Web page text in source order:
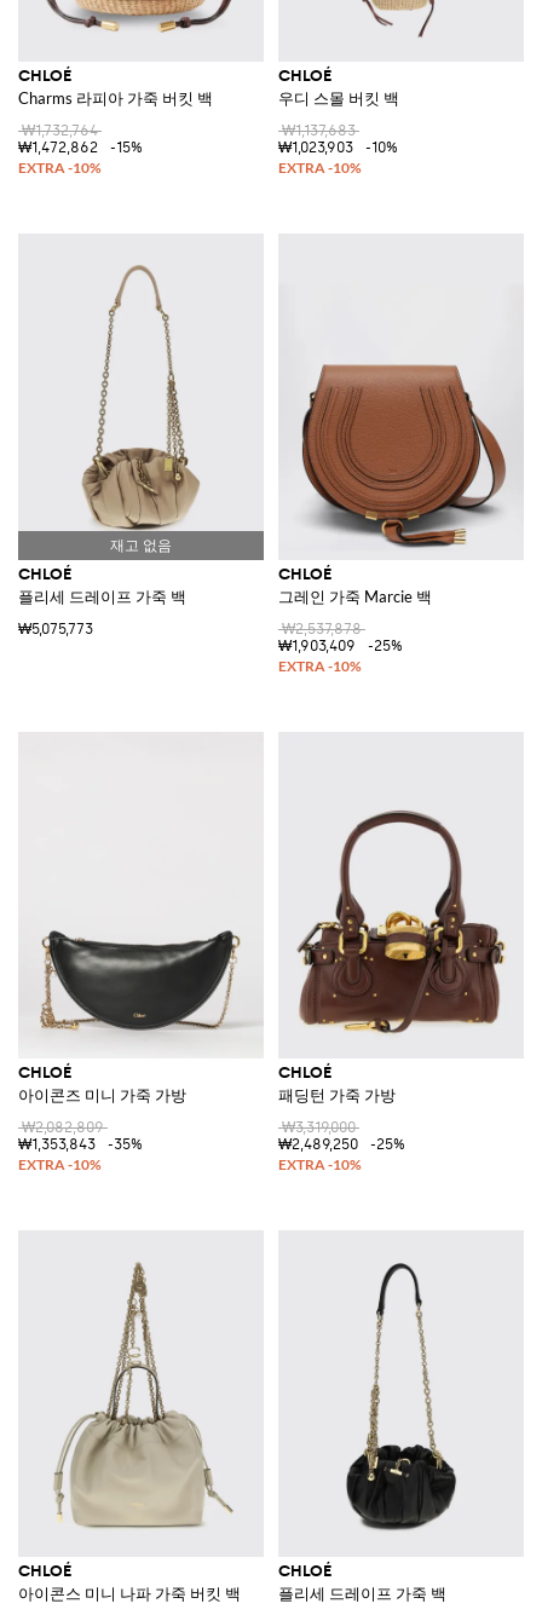
CHLOÉ
Charms 라피아 가죽 버킷 백
₩1,732,764
₩1,472,862
-15%
CHLOÉ
우디 스몰 버킷 백
₩1,137,683
₩1,023,903
-10%
CHLOÉ
플리세 드레이프 가죽 백
₩5,075,773
CHLOÉ
그레인 가죽 Marcie 백
₩2,537,878
₩1,903,409
-25%
CHLOÉ
아이콘즈 미니 가죽 가방
₩2,082,809
₩1,353,843
-35%
CHLOÉ
패딩턴 가죽 가방
₩3,319,000
₩2,489,250
-25%
CHLOÉ
아이콘스 미니 나파 가죽 버킷 백
CHLOÉ
플리세 드레이프 가죽 백